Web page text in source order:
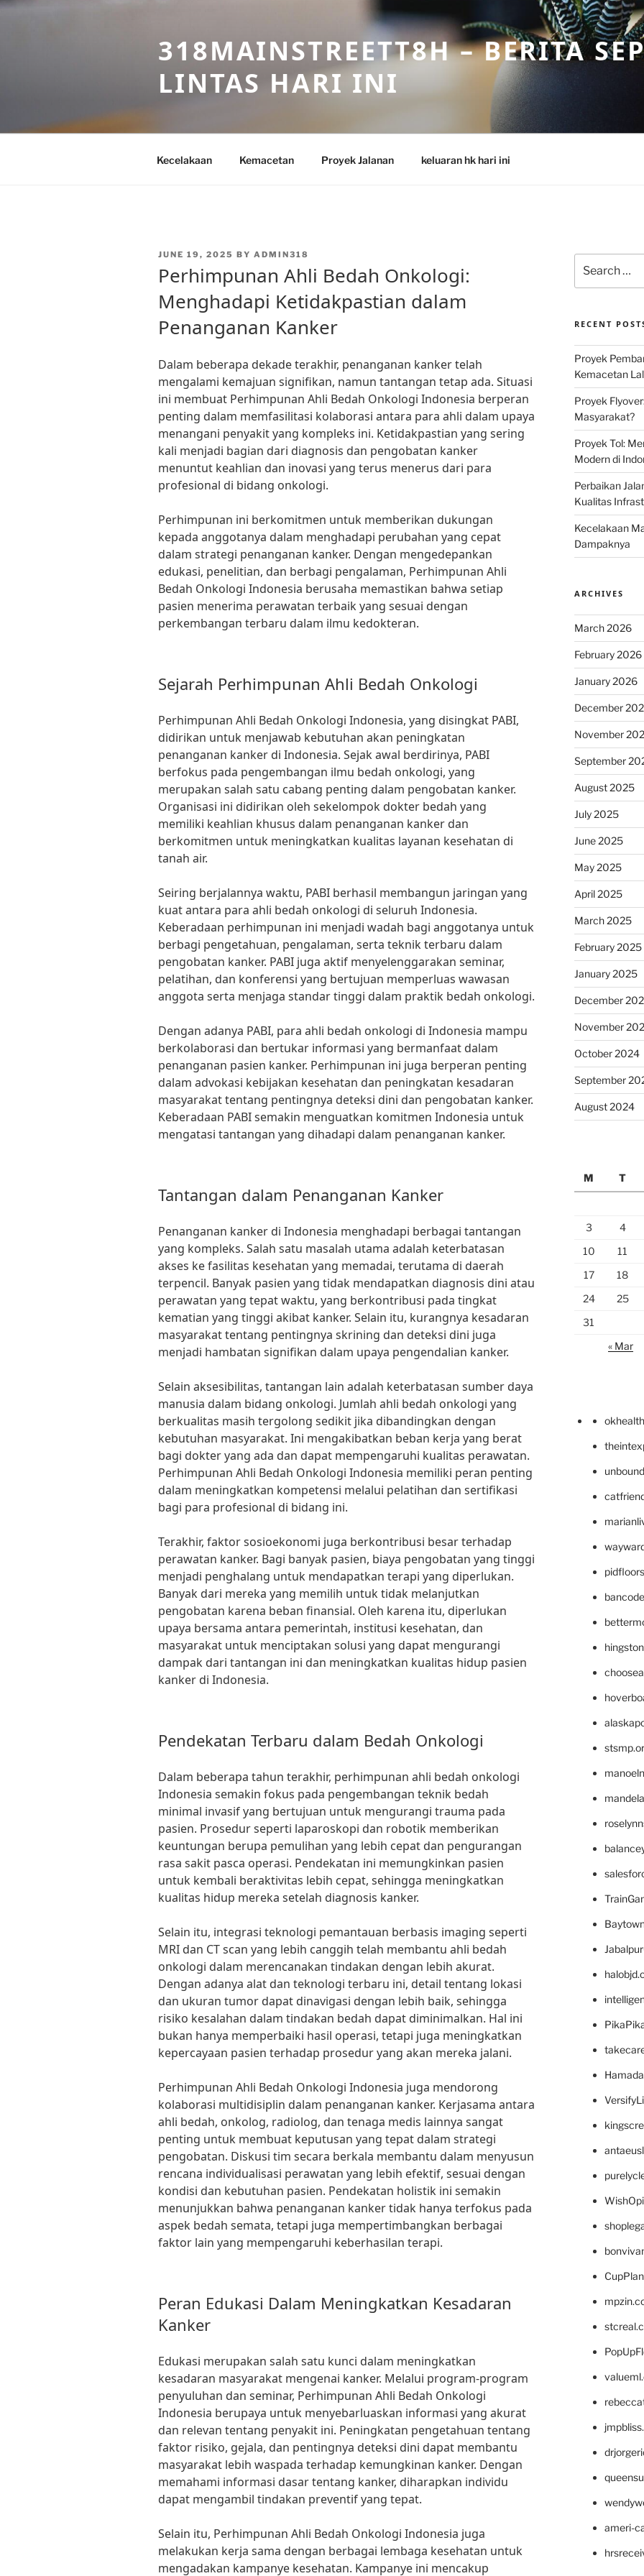
Skip
318MAINSTREETT8H – BERITA
LINTAS HARI INI
Kecelakaan Kemacetan Proyek Jalanan keluaran hk hari ini
POSTED
JUNE 19, 2025 BY ADMIN318
Perhimpunan Ahli Bedah Onkologi:
Menghadapi Ketidakpastian dalam
Penanganan Kanker
Dalam beberapa dekade terakhir, penanganan kanker telah
mengalami kemajuan signifikan, namun tantangan tetap ada. Situasi
ini membuat Perhimpunan Ahli Bedah Onkologi Indonesia berperan
penting dalam memfasilitasi kolaborasi antara para ahli dalam upaya
menangani penyakit yang kompleks ini. Ketidakpastian yang sering
kali menjadi bagian dari diagnosis dan pengobatan kanker
menuntut keahlian dan inovasi yang terus menerus dari para
profesional di bidang onkologi.
Perhimpunan ini berkomitmen untuk memberikan dukungan
kepada anggotanya dalam menghadapi perubahan yang cepat
dalam strategi penanganan kanker. Dengan mengedepankan
edukasi, penelitian, dan berbagi pengalaman, Perhimpunan Ahli
Bedah Onkologi Indonesia berusaha memastikan bahwa setiap
pasien menerima perawatan terbaik yang sesuai dengan
perkembangan terbaru dalam ilmu kedokteran.
Sejarah Perhimpunan Ahli Bedah Onkologi
Perhimpunan Ahli Bedah Onkologi Indonesia, yang disingkat PABI,
didirikan untuk menjawab kebutuhan akan peningkatan
penanganan kanker di Indonesia. Sejak awal berdirinya, PABI
berfokus pada pengembangan ilmu bedah onkologi, yang
merupakan salah satu cabang penting dalam pengobatan kanker.
Organisasi ini didirikan oleh sekelompok dokter bedah yang
memiliki keahlian khusus dalam penanganan kanker dan
berkomitmen untuk meningkatkan kualitas layanan kesehatan di
tanah air.
Seiring berjalannya waktu, PABI berhasil membangun jaringan yang
kuat antara para ahli bedah onkologi di seluruh Indonesia.
Keberadaan perhimpunan ini menjadi wadah bagi anggotanya untuk
berbagi pengetahuan, pengalaman, serta teknik terbaru dalam
pengobatan kanker. PABI juga aktif menyelenggarakan seminar,
pelatihan, dan konferensi yang bertujuan memperluas wawasan
anggota serta menjaga standar tinggi dalam praktik bedah onkologi.
Dengan adanya PABI, para ahli bedah onkologi di Indonesia mampu
berkolaborasi dan bertukar informasi yang bermanfaat dalam
penanganan pasien kanker. Perhimpunan ini juga berperan penting
dalam advokasi kebijakan kesehatan dan peningkatan kesadaran
masyarakat tentang pentingnya deteksi dini dan pengobatan kanker.
Keberadaan PABI semakin menguatkan komitmen Indonesia untuk
mengatasi tantangan yang dihadapi dalam penanganan kanker.
Tantangan dalam Penanganan Kanker
Penanganan kanker di Indonesia menghadapi berbagai tantangan
yang kompleks. Salah satu masalah utama adalah keterbatasan
akses ke fasilitas kesehatan yang memadai, terutama di daerah
terpencil. Banyak pasien yang tidak mendapatkan diagnosis dini atau
perawatan yang tepat waktu, yang berkontribusi pada tingkat
kematian yang tinggi akibat kanker. Selain itu, kurangnya kesadaran
masyarakat tentang pentingnya skrining dan deteksi dini juga
menjadi hambatan signifikan dalam upaya pengendalian kanker.
Selain aksesibilitas, tantangan lain adalah keterbatasan sumber daya
manusia dalam bidang onkologi. Jumlah ahli bedah onkologi yang
berkualitas masih tergolong sedikit jika dibandingkan dengan
kebutuhan masyarakat. Ini mengakibatkan beban kerja yang berat
bagi dokter yang ada dan dapat mempengaruhi kualitas perawatan.
Perhimpunan Ahli Bedah Onkologi Indonesia memiliki peran penting
dalam meningkatkan kompetensi melalui pelatihan dan sertifikasi
bagi para profesional di bidang ini.
Terakhir, faktor sosioekonomi juga berkontribusi besar terhadap
perawatan kanker. Bagi banyak pasien, biaya pengobatan yang tinggi
menjadi penghalang untuk mendapatkan terapi yang diperlukan.
Banyak dari mereka yang memilih untuk tidak melanjutkan
pengobatan karena beban finansial. Oleh karena itu, diperlukan
upaya bersama antara pemerintah, institusi kesehatan, dan
masyarakat untuk menciptakan solusi yang dapat mengurangi
dampak dari tantangan ini dan meningkatkan kualitas hidup pasien
kanker di Indonesia.
Pendekatan Terbaru dalam Bedah Onkologi
Dalam beberapa tahun terakhir, perhimpunan ahli bedah onkologi
Indonesia semakin fokus pada pengembangan teknik bedah
minimal invasif yang bertujuan untuk mengurangi trauma pada
pasien. Prosedur seperti laparoskopi dan robotik memberikan
keuntungan berupa pemulihan yang lebih cepat dan pengurangan
rasa sakit pasca operasi. Pendekatan ini memungkinkan pasien
untuk kembali beraktivitas lebih cepat, sehingga meningkatkan
kualitas hidup mereka setelah diagnosis kanker.
Selain itu, integrasi teknologi pemantauan berbasis imaging seperti
MRI dan CT scan yang lebih canggih telah membantu ahli bedah
onkologi dalam merencanakan tindakan dengan lebih akurat.
Dengan adanya alat dan teknologi terbaru ini, detail tentang lokasi
dan ukuran tumor dapat dinavigasi dengan lebih baik, sehingga
risiko kesalahan dalam tindakan bedah dapat diminimalkan. Hal ini
bukan hanya memperbaiki hasil operasi, tetapi juga meningkatkan
kepercayaan pasien terhadap prosedur yang akan mereka jalani.
Perhimpunan Ahli Bedah Onkologi Indonesia juga mendorong
kolaborasi multidisiplin dalam penanganan kanker. Kerjasama antara
ahli bedah, onkolog, radiolog, dan tenaga medis lainnya sangat
penting untuk membuat keputusan yang tepat dalam strategi
pengobatan. Diskusi tim secara berkala membantu dalam menyusun
rencana individualisasi perawatan yang lebih efektif, sesuai dengan
kondisi dan kebutuhan pasien. Pendekatan holistik ini semakin
menunjukkan bahwa penanganan kanker tidak hanya terfokus pada
aspek bedah semata, tetapi juga mempertimbangkan berbagai
faktor lain yang mempengaruhi keberhasilan terapi.
Peran Edukasi Dalam Meningkatkan Kesadaran
Kanker
Edukasi merupakan salah satu kunci dalam meningkatkan
kesadaran masyarakat mengenai kanker. Melalui program-program
penyuluhan dan seminar, Perhimpunan Ahli Bedah Onkologi
Indonesia berupaya untuk menyebarluaskan informasi yang akurat
dan relevan tentang penyakit ini. Peningkatan pengetahuan tentang
faktor risiko, gejala, dan pentingnya deteksi dini dapat membantu
masyarakat lebih waspada terhadap kemungkinan kanker. Dengan
memahami informasi dasar tentang kanker, diharapkan individu
dapat mengambil tindakan preventif yang tepat.
Selain itu, Perhimpunan Ahli Bedah Onkologi Indonesia juga
melakukan kerja sama dengan berbagai lembaga kesehatan untuk
mengadakan kampanye kesehatan. Kampanye ini mencakup
for:
RECENT
Proyek
Kemacetan
Proyek
Masyarakat?
Proyek Tol:
Modern di
Perbaikan
Kualitas
Kecelakaan
Dampaknya
ARCHIVES
March 2026
February 2026
January 2026
December
November
September
August 2025
July 2025
June 2025
May 2025
April 2025
March 2025
February 2025
January 2025
December
November
October 2024
September
August 2024
M
T
3
4
10
11
17
18
24
25
31
« Mar
ameri-